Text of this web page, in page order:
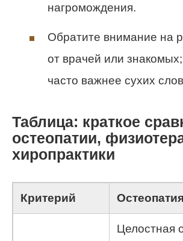
нагромождения.
Обратите внимание на
от врачей или
часто важнее сухих
Таблица: краткое
остеопатии,
хиропрактики
Критерий Остеопатия
Целостная